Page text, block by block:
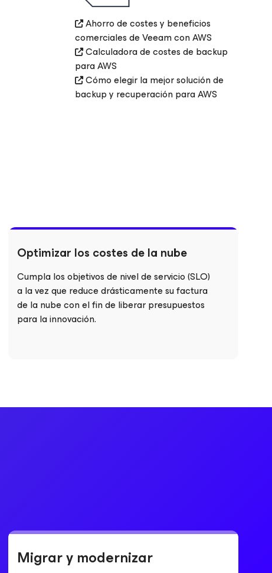
Ahorro de costes y beneficios
comerciales de Veeam con AWS
Calculadora de costes de backup
para AWS
Cómo elegir la mejor solución de
backup y recuperación para AWS
Optimizar los costes de la nube
Cumpla los objetivos de nivel de servicio (SLO)
a la vez que reduce drásticamente su factura
de la nube con el fin de liberar presupuestos
para la innovación.
Migrar y modernizar